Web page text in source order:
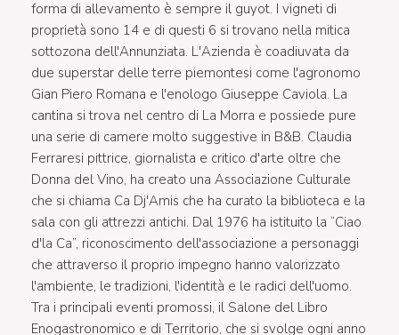
forma di allevamento è sempre il guyot. I vigneti di
proprietà sono 14 e di questi 6 si trovano nella mitica
sottozona dell'Annunziata. L'Azienda è coadiuvata da
due superstar delle terre piemontesi come l'agronomo
Gian Piero Romana e l'enologo Giuseppe Caviola. La
cantina si trova nel centro di La Morra e possiede pure
una serie di camere molto suggestive in B&B. Claudia
Ferraresi pittrice, giornalista e critico d'arte oltre che
Donna del Vino, ha creato una Associazione Culturale
che si chiama Ca Dj'Amis che ha curato la biblioteca e la
sala con gli attrezzi antichi. Dal 1976 ha istituito la “Ciao
d'la Ca”, riconoscimento dell'associazione a personaggi
che attraverso il proprio impegno hanno valorizzato
l'ambiente, le tradizioni, l'identità e le radici dell'uomo.
Tra i principali eventi promossi, il Salone del Libro
Enogastronomico e di Territorio, che si svolge ogni anno